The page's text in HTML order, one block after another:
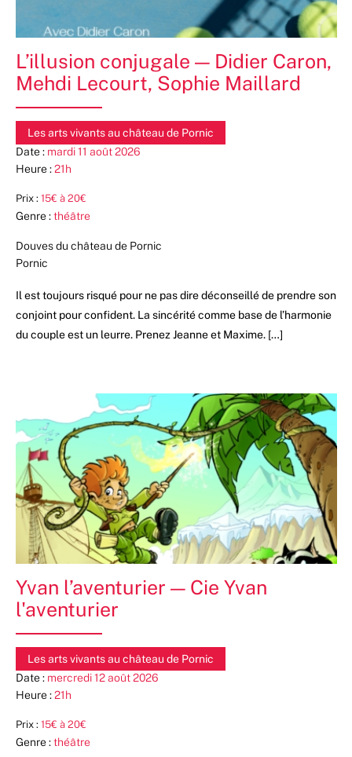
L’illusion conjugale — Didier Caron,
Mehdi Lecourt, Sophie Maillard
Les arts vivants au château de Pornic
Date : mardi 11 août 2026
Heure :21h
Prix : 15€ à 20€
Genre :théâtre
Douves du château de Pornic
Pornic
Il est toujours risqué pour ne pas dire déconseillé de prendre son
conjoint pour confident. La sincérité comme base de l’harmonie
du couple est un leurre. Prenez Jeanne et Maxime. […]
Yvan l’aventurier — Cie Yvan
l'aventurier
Les arts vivants au château de Pornic
Date : mercredi 12 août 2026
Heure :21h
Prix : 15€ à 20€
Genre :théâtre